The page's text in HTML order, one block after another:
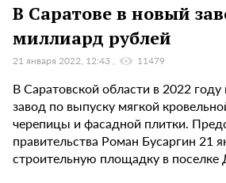
В Саратове в новый
миллиард рублей
21 января 2022, 12:43 11479
В Саратовской области в 2022 году
завод по выпуску мягкой
черепицы и фасадной плитки.
правительства Роман Бусаргин 21
строительную площадку в поселке